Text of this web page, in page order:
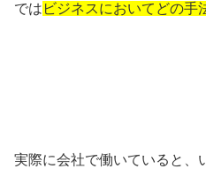
では ビジネスにおいてどの手
実際に会社で働いていると、